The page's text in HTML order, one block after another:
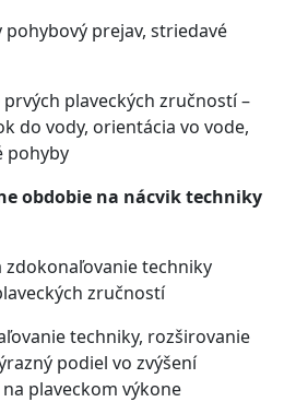
pohybový prejav, striedavé
prvých plaveckých zručností –
do vody, orientácia vo vode,
pohyby
obdobie na nácvik techniky
zdokonaľovanie techniky
zručností
techniky, rozširovanie
podiel vo zvýšení
plaveckom výkone